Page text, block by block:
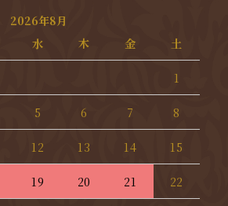
2026年8月
水 木 金 土
1
5 6 7 8
12 13 14 15
19 20 21 22